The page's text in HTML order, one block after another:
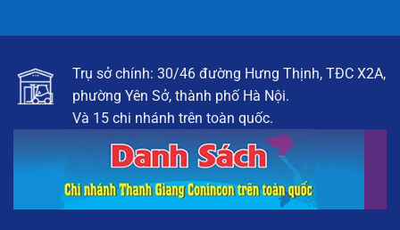
Trụ sở chính: 30/46 đường Hưng Thịnh, TĐC X2A,
phường Yên Sở, thành phố Hà Nội.
Và 15 chi nhánh trên toàn quốc.